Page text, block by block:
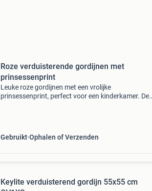
Roze verduisterende gordijnen met
prinsessenprint
Leuke roze gordijnen met een vrolijke
prinsessenprint, perfect voor een kinderkamer. De
Gebruikt Ophalen of Verzenden
Keylite verduisterend gordijn 55x55 cm